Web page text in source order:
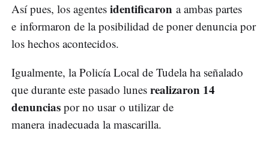
Así pues, los agentes identificaron a ambas partes
e informaron de la posibilidad de poner denuncia por
los hechos acontecidos.
Igualmente, la Policía Local de Tudela ha señalado
que durante este pasado lunes realizaron 14
denuncias por no usar o utilizar de
manera inadecuada la mascarilla.